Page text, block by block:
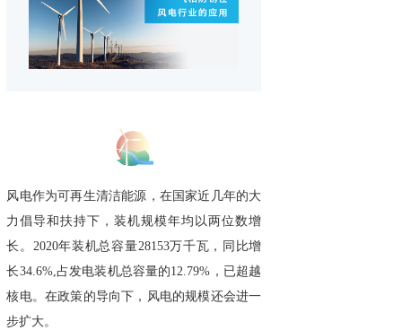
风电作为可再生清洁能源，在国家近几年的大
力倡导和扶持下，装机规模年均以两位数增
长。2020年装机总容量28153万千瓦，同比增
长34.6%,占发电装机总容量的12.79%，已超越
核电。在政策的导向下，风电的规模还会进一
步扩大。